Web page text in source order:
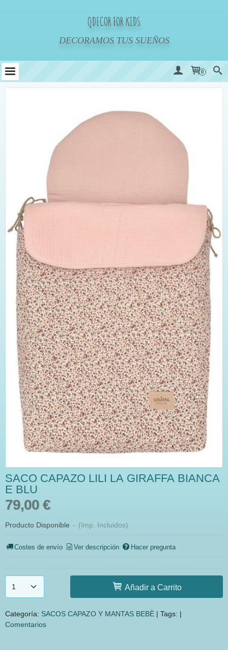
QDECOR FOR KIDS
DECORAMOS TUS SUEÑOS
0
SACO CAPAZO LILI LA GIRAFFA BIANCA
E BLU
79,00 €
Producto Disponible - (Imp. Incluidos)
Costes de envío Ver descripción Hacer pregunta
Añadir a Carrito
Categoría: SACOS CAPAZO Y MANTAS BEBÈ | Tags: |
Comentarios